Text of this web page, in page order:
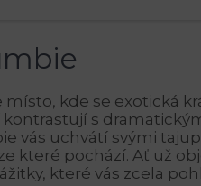
místo, kde se exotická
s
vás uchvátí svými
které pochází. Ať už
které vás zcela